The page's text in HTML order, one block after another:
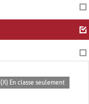
(X) En classe seulement